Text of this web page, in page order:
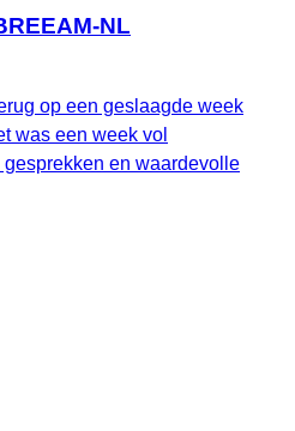
NL
op een geslaagde week
was een week vol
en waardevolle